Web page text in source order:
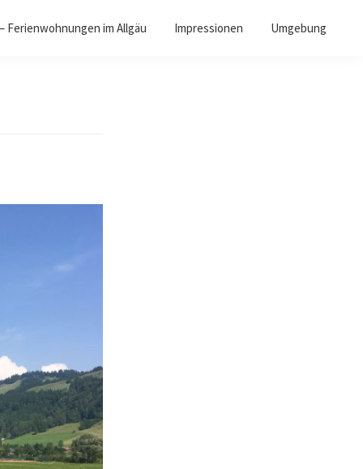
Ferienwohnungen im Allgäu Impressionen Umgebung